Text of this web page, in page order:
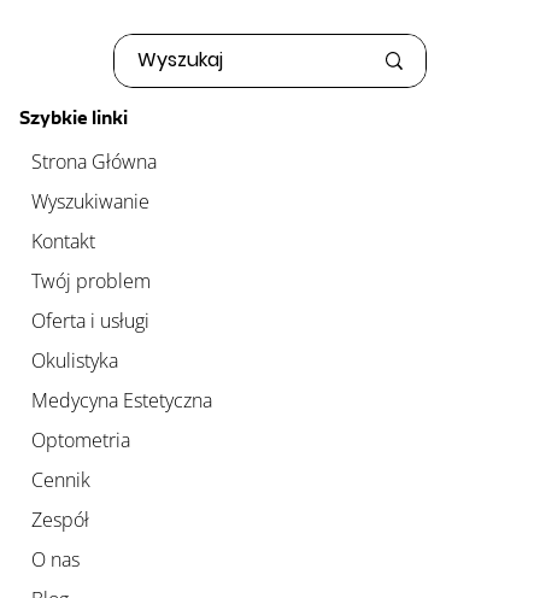
Szybkie linki
Strona Główna
Wyszukiwanie
Kontakt
Twój problem
Oferta i usługi
Okulistyka
Medycyna Estetyczna
Optometria
Cennik
Zespół
O nas